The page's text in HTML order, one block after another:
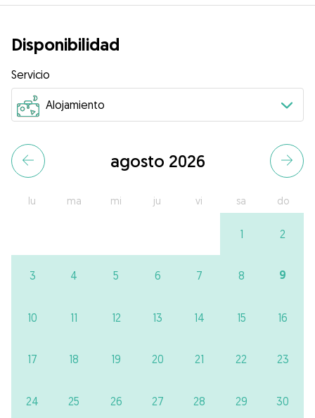
Disponibilidad
Servicio
agosto 2026
lu ma mi ju vi sa do
1 2
3 4 5 6 7 8 9
10 11 12 13 14 15 16
17 18 19 20 21 22 23
24 25 26 27 28 29 30